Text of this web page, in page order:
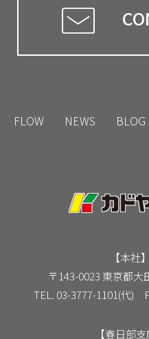
FLOW NEWS BLOG
【本社】
〒143-0023 東京都大
TEL. 03-3777-1101(代)
【春日部支